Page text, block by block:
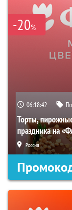
-20%
06:18:40
Торты,
праздника на
Россия